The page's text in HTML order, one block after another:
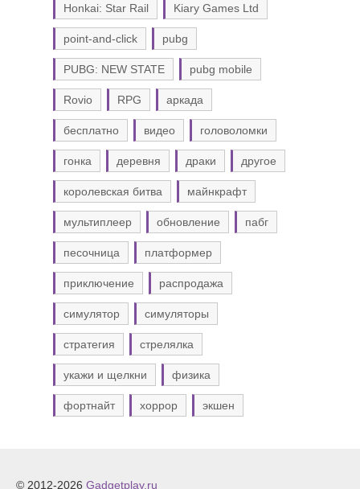
Honkai: Star Rail Kiary Games Ltd
point-and-click pubg
PUBG: NEW STATE pubg mobile
Rovio RPG аркада
бесплатно видео головоломки
гонка деревня драки другое
королевская битва майнкрафт
мультиплеер обновление пабг
песочница платформер
приключение распродажа
симулятор симуляторы
стратегия стрелялка
укажи и щелкни физика
фортнайт хоррор экшен
© 2012-2026 Gadgetplay.ru